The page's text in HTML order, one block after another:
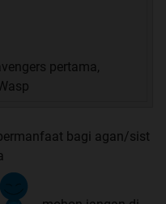
pertama,
bagi agan/sist